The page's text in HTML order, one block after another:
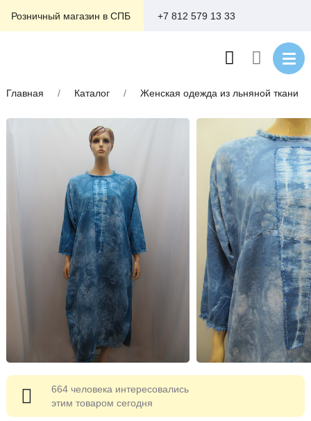
Розничный магазин в СПБ +7 812 579 13 33
Главная / Каталог / Женская одежда из льняной ткани
664 человека интересовались
этим товаром сегодня